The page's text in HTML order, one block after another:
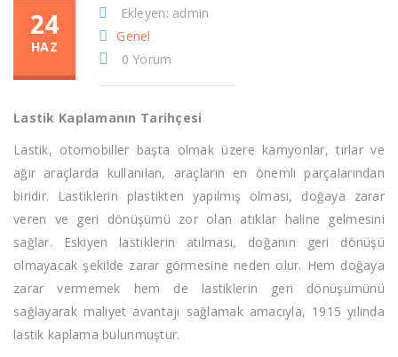
24
HAZ
Ekleyen: admin
Genel
0 Yorum
Lastik Kaplamanın Tarihçesi
Lastik, otomobiller başta olmak üzere kamyonlar, tırlar ve
ağır araçlarda kullanılan, araçların en önemli parçalarından
biridir. Lastiklerin plastikten yapılmış olması, doğaya zarar
veren ve geri dönüşümü zor olan atıklar haline gelmesini
sağlar. Eskiyen lastiklerin atılması, doğanın geri dönüşü
olmayacak şekilde zarar görmesine neden olur. Hem doğaya
zarar vermemek hem de lastiklerin geri dönüşümünü
sağlayarak maliyet avantajı sağlamak amacıyla, 1915 yılında
lastik kaplama bulunmuştur.